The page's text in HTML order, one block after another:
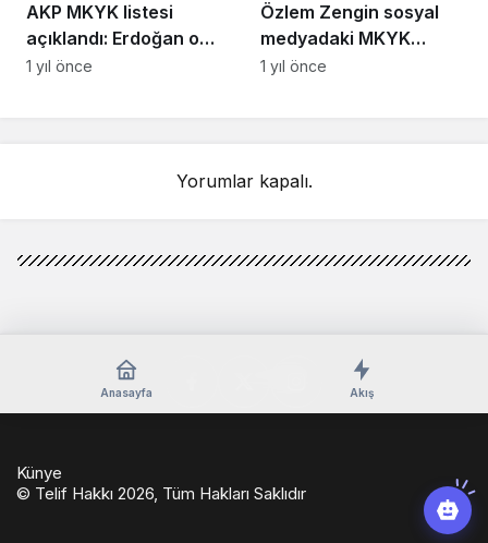
AKP MKYK listesi
açıklandı: Erdoğan o
isimlerin üstünü çizdi!
1 yıl önce
Özlem Zengin sosyal
medyadaki MKYK
iddialarına ateş
1 yıl önce
Yorumlar kapalı.
Anasayfa Akış
Künye
© Telif Hakkı 2026, Tüm Hakları Saklıdır